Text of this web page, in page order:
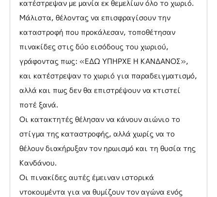
κατέστρεψαν με μανία εκ θεμελίων όλο το χωριό.
Μάλιστα, θέλοντας να επισφραγίσουν την
καταστροφή που προκάλεσαν, τοποθέτησαν
πινακίδες στις δύο εισόδους του χωριού,
γράφοντας πως: «ΕΔΩ ΥΠΗΡΧΕ Η ΚΑΝΔΑΝΟΣ»,
και κατέστρεψαν το χωριό για παραδειγματισμό,
αλλά και πως δεν θα επιστρέψουν να κτιστεί
ποτέ ξανά.
Οι κατακτητές θέλησαν να κάνουν αιώνιο το
στίγμα της καταστροφής, αλλά χωρίς να το
θέλουν διακήρυξαν τον ηρωισμό και τη θυσία της
Κανδάνου.
Οι πινακίδες αυτές έμειναν ιστορικά
ντοκουμέντα για να θυμίζουν τον αγώνα ενός